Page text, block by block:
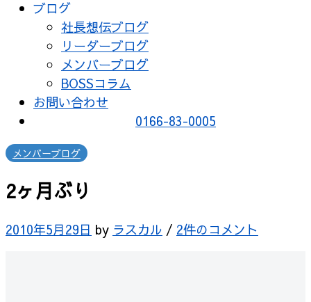
ブログ
社長想伝ブログ
リーダーブログ
メンバーブログ
BOSSコラム
お問い合わせ
0166-83-0005
メンバーブログ
2ヶ月ぶり
2010年5月29日 by ラスカル / 2件のコメント